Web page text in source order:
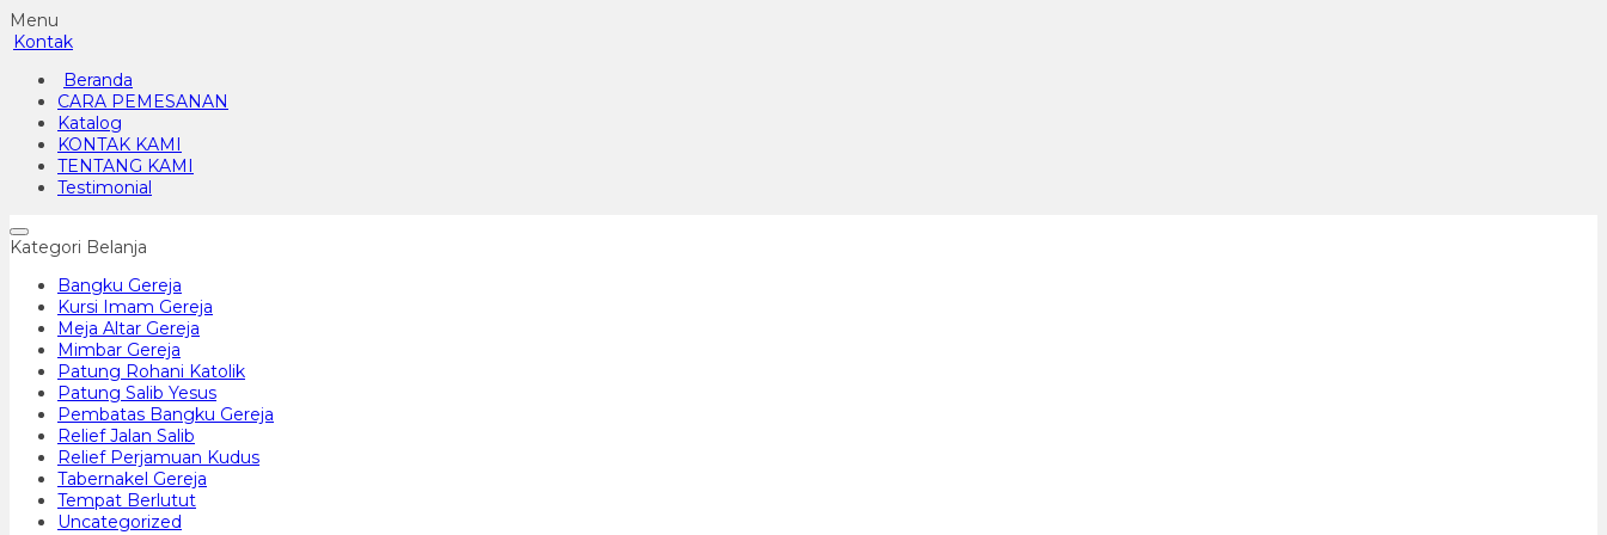
Menu
Kontak
Beranda
CARA PEMESANAN
Katalog
KONTAK KAMI
TENTANG KAMI
Testimonial
Kategori Belanja
Bangku Gereja
Kursi Imam Gereja
Meja Altar Gereja
Mimbar Gereja
Patung Rohani Katolik
Patung Salib Yesus
Pembatas Bangku Gereja
Relief Jalan Salib
Relief Perjamuan Kudus
Tabernakel Gereja
Tempat Berlutut
Uncategorized